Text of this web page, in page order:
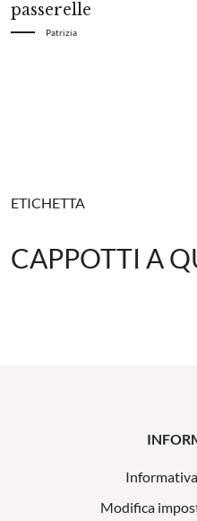
passerelle
Patrizia
ETICHETTA
CAPPOTTI A
Modifica